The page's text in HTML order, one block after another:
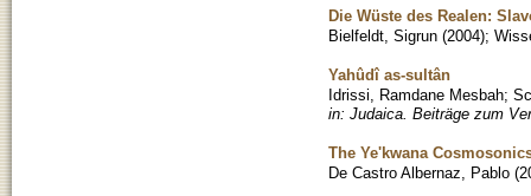
Die Wüste des Realen:
Bielfeldt, Sigrun (2004);
Yahûdî as-sultân
Idrissi, Ramdane Mesbah;
in: Judaica. Beiträge zum
The Ye'kwana
De Castro Albernaz, Pablo (